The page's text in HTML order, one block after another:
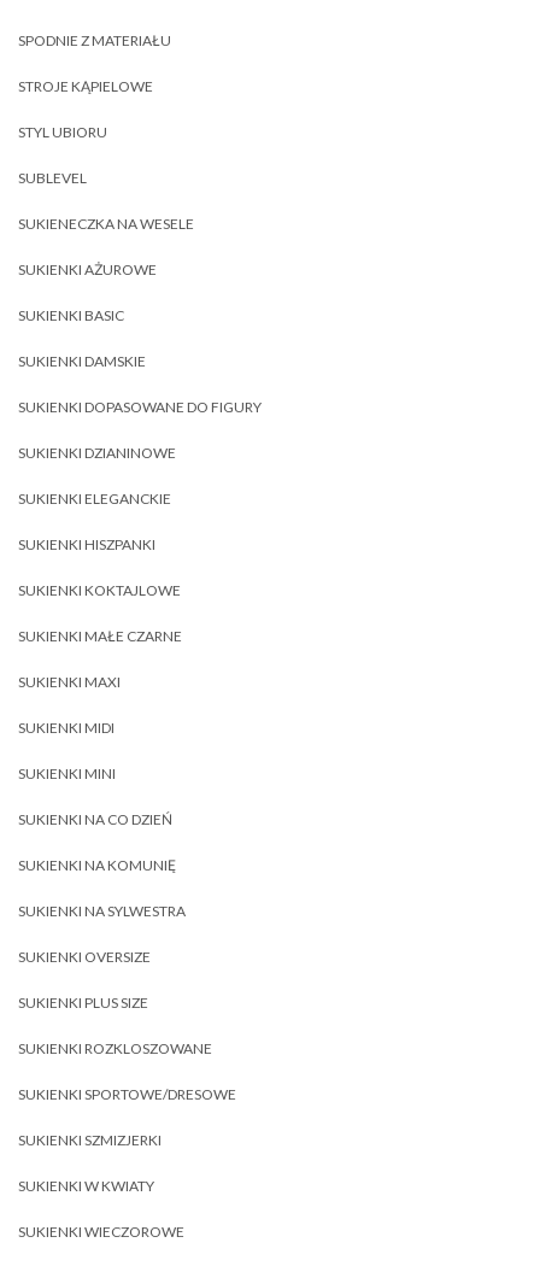
SPODNIE Z MATERIAŁU
STROJE KĄPIELOWE
STYL UBIORU
SUBLEVEL
SUKIENECZKA NA WESELE
SUKIENKI AŻUROWE
SUKIENKI BASIC
SUKIENKI DAMSKIE
SUKIENKI DOPASOWANE DO FIGURY
SUKIENKI DZIANINOWE
SUKIENKI ELEGANCKIE
SUKIENKI HISZPANKI
SUKIENKI KOKTAJLOWE
SUKIENKI MAŁE CZARNE
SUKIENKI MAXI
SUKIENKI MIDI
SUKIENKI MINI
SUKIENKI NA CO DZIEŃ
SUKIENKI NA KOMUNIĘ
SUKIENKI NA SYLWESTRA
SUKIENKI OVERSIZE
SUKIENKI PLUS SIZE
SUKIENKI ROZKLOSZOWANE
SUKIENKI SPORTOWE/DRESOWE
SUKIENKI SZMIZJERKI
SUKIENKI W KWIATY
SUKIENKI WIECZOROWE